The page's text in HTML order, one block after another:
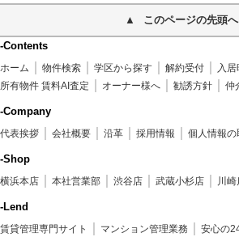
このページの先頭へ
-Contents
ホーム 物件検索 学区から探す 解約受付
入
所有物件 賃料AI査定
オーナー様へ 勧誘方針 仲
-Company
代表挨拶 会社概要 沿革 採用情報 個人情報の
-Shop
横浜本店 本社営業部 渋谷店 武蔵小杉店 川崎
-Lend
賃貸管理専門サイト マンション管理業務
安心の